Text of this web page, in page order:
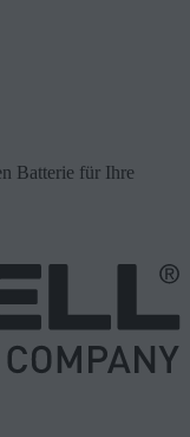
Batterie für Ihre